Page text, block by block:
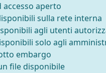
accesso aperto
sulla rete interna
agli utenti
solo agli
embargo
file disponibile